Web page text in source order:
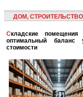
ДОМ,
Складские помещения класса B:
оптимальный баланс
стоимости